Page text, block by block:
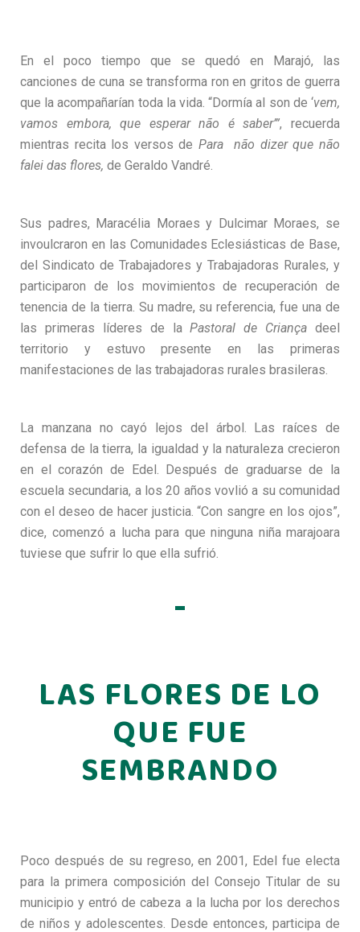
En el poco tiempo que se quedó en Marajó, las
canciones de cuna se transforma ron en gritos de guerra
que la acompañarían toda la vida. “Dormía al son de ‘vem,
vamos embora, que esperar não é saber’”, recuerda
mientras recita los versos de Para não dizer que não
falei das flores, de Geraldo Vandré.
Sus padres, Maracélia Moraes y Dulcimar Moraes, se
invoulcraron en las Comunidades Eclesiásticas de Base,
del Sindicato de Trabajadores y Trabajadoras Rurales, y
participaron de los movimientos de recuperación de
tenencia de la tierra. Su madre, su referencia, fue una de
las primeras líderes de laPastoral de Criança deel
territorio y estuvo presente en las primeras
manifestaciones de las trabajadoras rurales brasileras.
La manzana no cayó lejos del árbol. Las raíces de
defensa de la tierra, la igualdad y la naturaleza crecieron
en el corazón de Edel. Después de graduarse de la
escuela secundaria, a los 20 años vovlió a su comunidad
con el deseo de hacer justicia. “Con sangre en los ojos”,
dice, comenzó a lucha para que ninguna niña marajoara
tuviese que sufrir lo que ella sufrió.
LAS FLORES DE LO
QUE FUE
SEMBRANDO
Poco después de su regreso, en 2001, Edel fue electa
para la primera composición del Consejo Titular de su
municipio y entró de cabeza a la lucha por los derechos
de niños y adolescentes. Desde entonces, participa de